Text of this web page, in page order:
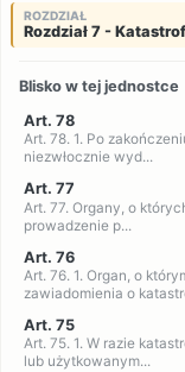
ROZDZIAŁ
Rozdział 7 -
Blisko w tej jednostce
Art. 78
Art. 78. 1. Po
niezwłocznie wyd...
Art. 77
Art. 77. Organy, o
prowadzenie p...
Art. 76
Art. 76. 1. Organ, o
zawiadomienia o
Art. 75
Art. 75. 1. W razie
lub użytkowanym...